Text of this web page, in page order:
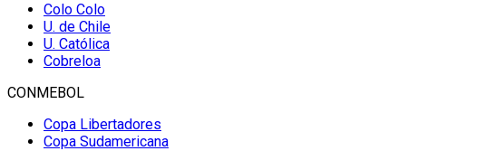
Colo Colo
U. de Chile
U. Católica
Cobreloa
CONMEBOL
Copa Libertadores
Copa Sudamericana